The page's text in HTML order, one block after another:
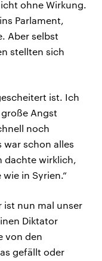
ohne Wirkung.
Parlament,
Aber selbst
stellten sich
ist. Ich
Angst
noch
war schon alles
dachte wirklich,
in Syrien.“
ist nun mal unser
Diktator
von den
gefällt oder